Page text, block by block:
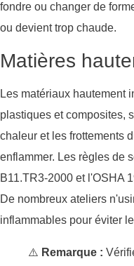
fondre ou changer de
ou devient trop chaude.
Matières
Les matériaux hautement
plastiques et composites,
chaleur et les frottements
enflammer. Les règles de
B11.TR3-2000 et l'OSHA
De nombreux ateliers
inflammables pour éviter
⚠️ Remarque :